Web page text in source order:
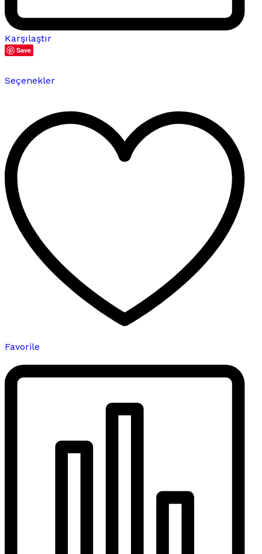
Karşılaştır
Save
Seçeneklerürünün
varyasyonu
var.
Seçenekler
Favorile